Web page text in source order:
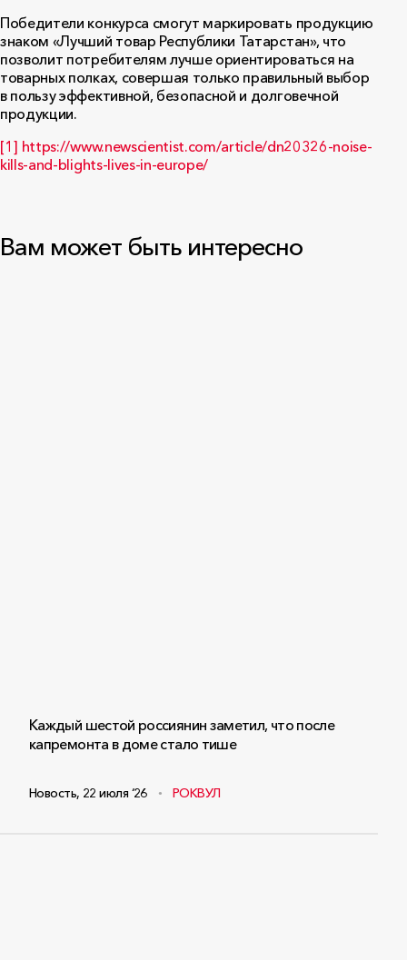
Победители конкурса смогут маркировать продукцию
знаком «Лучший товар Республики Татарстан», что
позволит потребителям лучше ориентироваться на
товарных полках, совершая только правильный выбор
в пользу эффективной, безопасной и долговечной
продукции.
[1] https://www.newscientist.com/article/dn20326-noise-
kills-and-blights-lives-in-europe/
Вам может быть интересно
Каждый шестой россиянин заметил, что после
капремонта в доме стало тише
Новость, 22 июля ‘26 РОКВУЛ